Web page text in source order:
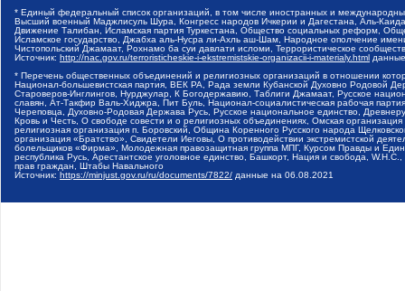
* Единый федеральный список организаций, в том числе иностранных и
Высший военный Маджлисуль Шура, Конгресс народов Ичкерии и Дагестана, Аль-
Движение Талибан, Исламская партия Туркестана, Общество социальных реформ,
Исламское государство, Джабха аль-Нусра ли-Ахль аш-Шам, Народное ополчение
Чистопольский Джамаат, Рохнамо ба суи давлати исломи, Террористическое
Источник: http://nac.gov.ru/terroristicheskie-i-ekstremistskie-organizacii-i-materialy.html
* Перечень общественных объединений и религиозных организаций в отношении
Национал-большевистская партия, ВЕК РА, Рада земли Кубанской Духовно Родовой
Староверов-Инглингов, Нурджулар, К Богодержавию, Таблиги Джамаат, Русское
славян, Ат-Такфир Валь-Хиджра, Пит Буль, Национал-социалистическая рабочая
Череповца, Духовно-Родовая Держава Русь, Русское национальное единство,
Кровь и Честь, О свободе совести и о религиозных объединениях, Омская
религиозная организация п. Боровский, Община Коренного Русского народа
организация «Братство», Свидетели Иеговы, О противодействии экстремистской
болельщиков «Фирма», Молодежная правозащитная группа МПГ, Курсом Правды и
республика Русь, Арестантское уголовное единство, Башкорт, Нация и свобода,
прав граждан, Штабы Навального
Источник: https://minjust.gov.ru/ru/documents/7822/ данные на 06.08.2021